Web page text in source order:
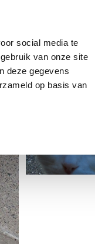
social media te
van onze site
deze gegevens
op basis van